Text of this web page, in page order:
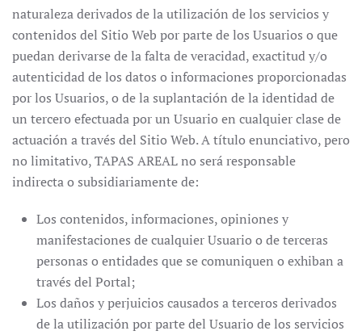
naturaleza derivados de la utilización de los servicios y
contenidos del Sitio Web por parte de los Usuarios o que
puedan derivarse de la falta de veracidad, exactitud y/o
autenticidad de los datos o informaciones proporcionadas
por los Usuarios, o de la suplantación de la identidad de
un tercero efectuada por un Usuario en cualquier clase de
actuación a través del Sitio Web. A título enunciativo, pero
no limitativo, TAPAS AREAL no será responsable
indirecta o subsidiariamente de:
Los contenidos, informaciones, opiniones y
manifestaciones de cualquier Usuario o de terceras
personas o entidades que se comuniquen o exhiban a
través del Portal;
Los daños y perjuicios causados a terceros derivados
de la utilización por parte del Usuario de los servicios